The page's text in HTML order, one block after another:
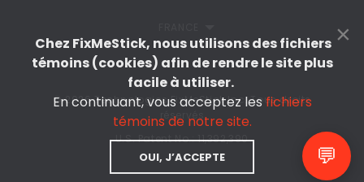
Chez FixMeStick, nous utilisons des fichiers
témoins (cookies) afin de rendre le site plus
facile à utiliser.
En continuant, vous acceptez les fichiers
témoins de notre site.
OUI, J’ACCEPTE
×
CLUF
© 2026 Technologies FixMeStick Inc. Tous droits
réservés
U.S. Patent No.: 11,392,390
💬